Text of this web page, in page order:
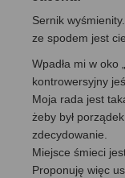
Sernik
ze spodem jest
Wpadła mi w oko
kontrowersyjny
Moja rada jest
żeby był
zdecydowanie.
Miejsce śmieci
Proponuję więc